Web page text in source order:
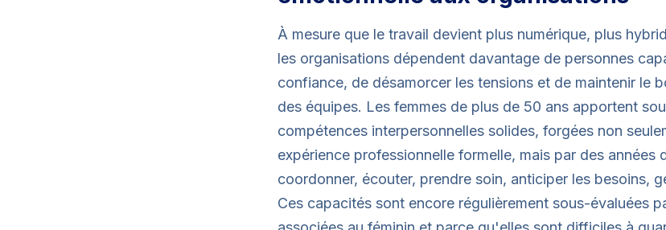
À mesure que le travail devient plus numérique, plus
les organisations dépendent davantage de personnes
confiance, de désamorcer les tensions et de maintenir le
des équipes. Les femmes de plus de 50 ans apportent
compétences interpersonnelles solides, forgées non
expérience professionnelle formelle, mais par des années
coordonner, écouter, prendre soin, anticiper les besoins,
Ces capacités sont encore régulièrement sous-évaluées